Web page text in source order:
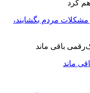
مشکلات مردم بگشایند،
ماند